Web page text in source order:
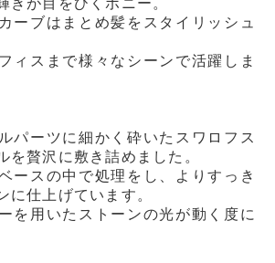
きが目をひくポニー。
ーブはまとめ髪をスタイリッシュ
ィスまで様々なシーンで活躍しま
パーツに細かく砕いたスワロフス
を贅沢に敷き詰めました。
ースの中で処理をし、よりすっき
に仕上げています。
を用いたストーンの光が動く度に